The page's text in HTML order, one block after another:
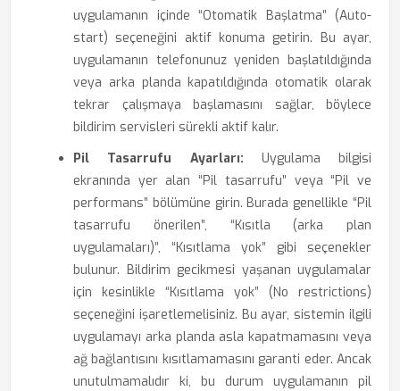
uygulamanın içinde “Otomatik Başlatma” (Auto-
start) seçeneğini aktif konuma getirin. Bu ayar,
uygulamanın telefonunuz yeniden başlatıldığında
veya arka planda kapatıldığında otomatik olarak
tekrar çalışmaya başlamasını sağlar, böylece
bildirim servisleri sürekli aktif kalır.
Pil Tasarrufu Ayarları: Uygulama bilgisi
ekranında yer alan “Pil tasarrufu” veya “Pil ve
performans” bölümüne girin. Burada genellikle “Pil
tasarrufu önerilen”, “Kısıtla (arka plan
uygulamaları)”, “Kısıtlama yok” gibi seçenekler
bulunur. Bildirim gecikmesi yaşanan uygulamalar
için kesinlikle “Kısıtlama yok” (No restrictions)
seçeneğini işaretlemelisiniz. Bu ayar, sistemin ilgili
uygulamayı arka planda asla kapatmamasını veya
ağ bağlantısını kısıtlamamasını garanti eder. Ancak
unutulmamalıdır ki, bu durum uygulamanın pil